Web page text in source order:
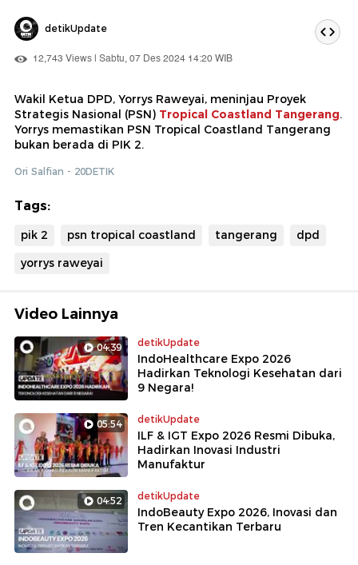
detikUpdate
12,743 Views | Sabtu, 07 Des 2024 14:20 WIB
Wakil Ketua DPD, Yorrys Raweyai, meninjau Proyek
Strategis Nasional (PSN) Tropical Coastland Tangerang.
Yorrys memastikan PSN Tropical Coastland Tangerang
bukan berada di PIK 2.
Ori Salfian - 20DETIK
Tags:
pik 2 psn tropical coastland tangerang
dpd
yorrys raweyai
Video Lainnya
04:39 detikUpdate
IndoHealthcare Expo 2026
Hadirkan Teknologi Kesehatan dari
9 Negara!
05:54 detikUpdate
ILF & IGT Expo 2026 Resmi Dibuka,
Hadirkan Inovasi Industri
Manufaktur
04:52 detikUpdate
IndoBeauty Expo 2026, Inovasi dan
Tren Kecantikan Terbaru